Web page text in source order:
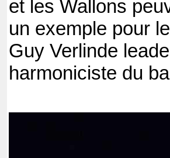
et les Wallons
un exemple pour
Guy Verlinde
harmoniciste du